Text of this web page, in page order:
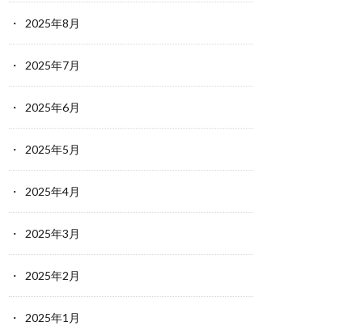
2025年8月
2025年7月
2025年6月
2025年5月
2025年4月
2025年3月
2025年2月
2025年1月